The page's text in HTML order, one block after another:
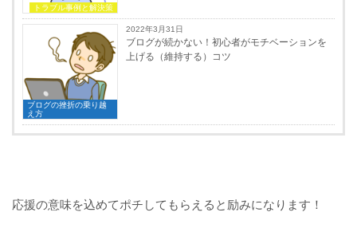
トラブル事例と解決策
ブログの挫折の乗り越
え方
2022年3月31日
ブログが続かない！初心者がモチベーションを
上げる（維持する）コツ
応援の意味を込めてポチしてもらえると励みになります！